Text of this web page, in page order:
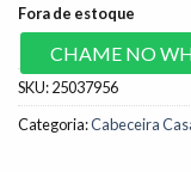
Fora de estoque
CHAME NO
SKU:25037956
Categoria:Cabeceira